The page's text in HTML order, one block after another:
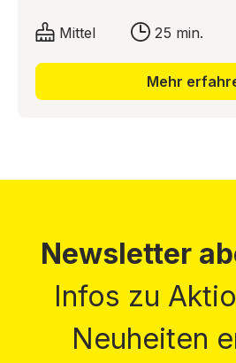
Mrs Greenhouse hat sich
eine DIY-Winterlandschaft im
winzigen Lichtlein erhellt,
Mittel 25 min.
Mehr
Newsletter
Infos zu
Neuheiten